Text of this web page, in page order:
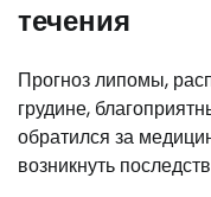
течения
Прогноз липомы,
грудине,
обратился за
возникнуть